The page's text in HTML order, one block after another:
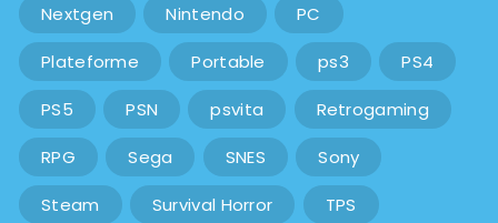
Nextgen Nintendo PC
Plateforme Portable ps3 PS4
PS5 PSN psvita Retrogaming
RPG Sega SNES Sony
Steam Survival Horror TPS